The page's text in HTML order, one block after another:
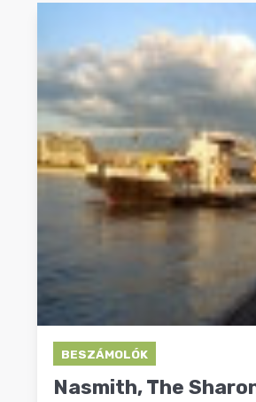
BESZÁMOLÓK
Nasmith, The